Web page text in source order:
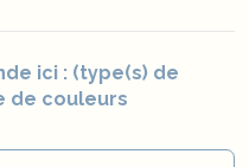
ici : (type(s) de
de couleurs